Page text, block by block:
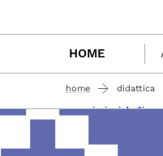
HOME
home didattica
commissioni degli